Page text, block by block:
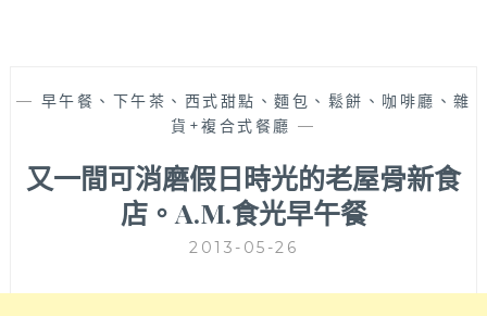
— 早午餐、下午茶、西式甜點、麵包、鬆餅、咖啡廳、雜
貨+複合式餐廳 —
又一間可消磨假日時光的老屋骨新食
店。A.M.食光早午餐
2013-05-26